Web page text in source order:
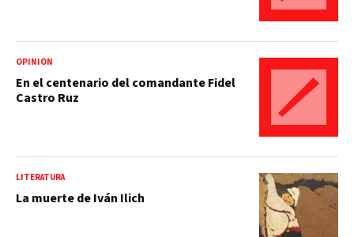
OPINIÓN
En el centenario del comandante Fidel
Castro Ruz
LITERATURA
La muerte de Iván Ilich